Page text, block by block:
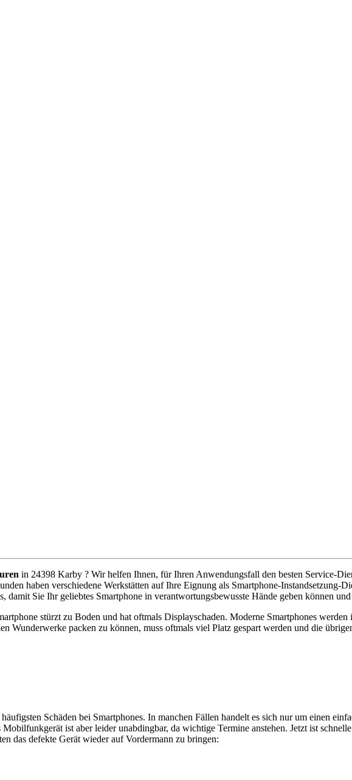
in 24398 Karby ? Wir helfen Ihnen, für Ihren Anwendungsfall den besten Service-
haben verschiedene Werkstätten auf Ihre Eignung als Smartphone-Instandsetzung-
damit Sie Ihr geliebtes Smartphone in verantwortungsbewusste Hände geben können
stürzt zu Boden und hat oftmals Displayschaden. Moderne Smartphones
Wunderwerke packen zu können, muss oftmals viel Platz gespart werden und die
Schäden bei Smartphones. In manchen Fällen handelt es sich nur um einen
ist aber leider unabdingbar, da wichtige Termine anstehen. Jetzt ist
das defekte Gerät wieder auf Vordermann zu bringen: